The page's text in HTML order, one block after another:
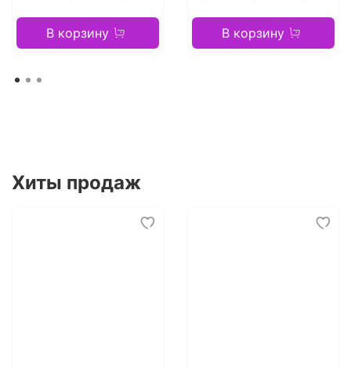
В корзину В корзину
Хиты продаж